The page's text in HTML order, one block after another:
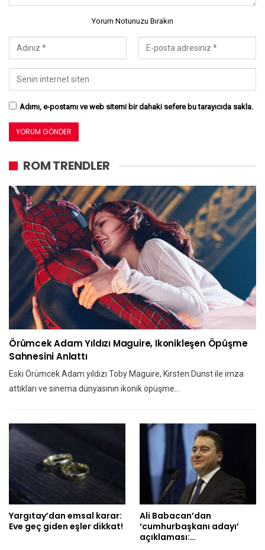
Yorum Notunuzu Bırakın
Adımı, e-postamı ve web sitemi bir dahaki sefere bu tarayıcıda sakla.
ROM TRENDLER
Örümcek Adam Yıldızı Maguire, Ikonikleşen Öpüşme
Sahnesini Anlattı
Eski Örümcek Adam yıldızı Toby Maguire, Kirsten Dunst ile imza
attıkları ve sinema dünyasının ikonik öpüşme…
Yargıtay’dan emsal karar:
Eve geç giden eşler dikkat!
Ali Babacan’dan
‘cumhurbaşkanı adayı’
açıklaması:…